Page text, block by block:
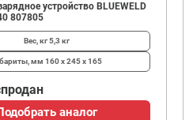
устройство BLUEWELD
807805
Вес, кг5,3 кг
мм 160 х 245 х 165
аналог